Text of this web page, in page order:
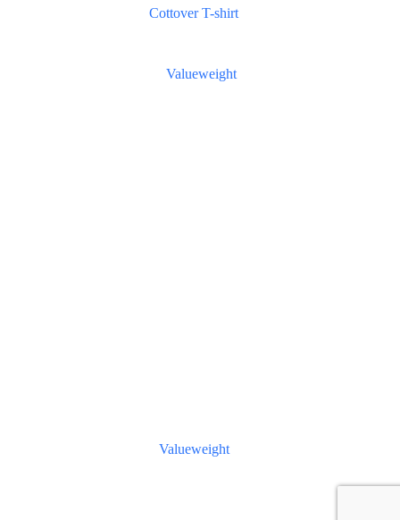
Cottover T-shirt
Valueweight